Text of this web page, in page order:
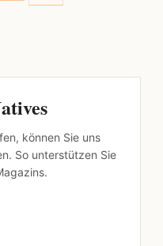
können Sie uns
So unterstützen Sie